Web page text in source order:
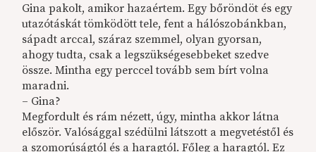
Gina pakolt, amikor hazaértem. Egy bőröndöt és egy
utazótáskát tömködött tele, fent a hálószobánkban,
sápadt arccal, száraz szemmel, olyan gyorsan,
ahogy tudta, csak a legszükségesebbeket szedve
össze. Mintha egy perccel tovább sem bírt volna
maradni.
– Gina?
Megfordult és rám nézett, úgy, mintha akkor látna
először. Valósággal szédülni látszott a megvetéstől és
a szomorúságtól és a haragtól. Főleg a haragtól. Ez